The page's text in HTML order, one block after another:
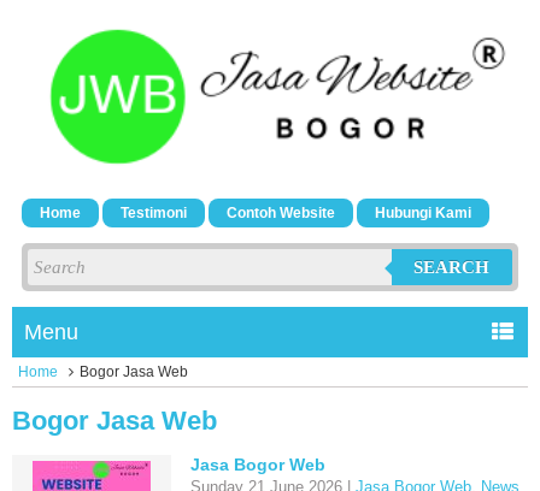
Home Testimoni Contoh Website Hubungi Kami
SEARCH
Menu
Home Bogor Jasa Web
Bogor Jasa Web
Jasa Bogor Web
Sunday 21 June 2026 | Jasa Bogor Web, News